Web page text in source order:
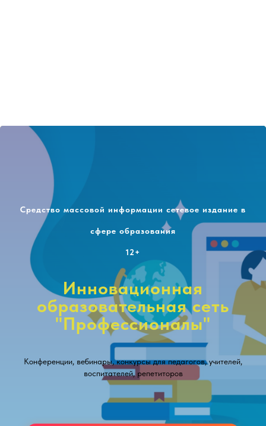
Средство массовой информации сетевое издание в
сфере образования
12+
Инновационная
образовательная сеть
"Профессионалы"
Конференции, вебинары, конкурсы для педагогов, учителей,
воспитателей, репетиторов